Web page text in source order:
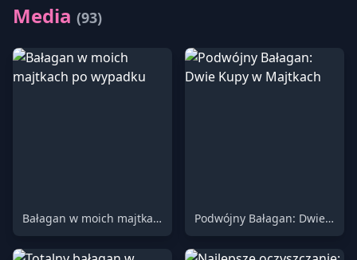
Media (93)
Bałagan w moich majtkach po wypadku Podwójny Bałagan: Dwie Kupy w Majtkach